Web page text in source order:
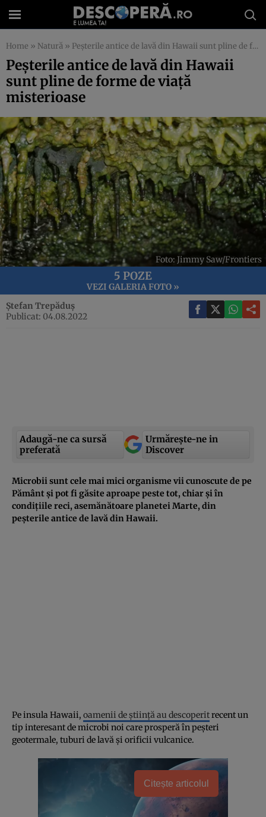
Home » Natură » Peșterile antice de lavă din Hawaii sunt pline de forme de viață misterioase
Peșterile antice de lavă din Hawaii
sunt pline de forme de viață
misterioase
Foto: Jimmy Saw/Frontiers
5 POZE
VEZI GALERIA FOTO »
Ștefan Trepăduș
Publicat: 04.08.2022
Adaugă-ne ca sursă
preferată
Urmărește-ne in
Discover
Microbii sunt cele mai mici organisme vii cunoscute de pe
Pământ și pot fi găsite aproape peste tot, chiar și în
condițiile reci, asemănătoare planetei Marte, din
peșterile antice de lavă din Hawaii.
Pe insula Hawaii, oamenii de știință au descoperitrecent un
tip interesant de microbi noi care prosperă în peșteri
geotermale, tuburi de lavă și orificii vulcanice.
Citește articolul